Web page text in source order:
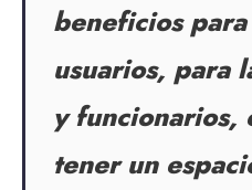
beneficios
usuarios, para
y funcionarios,
tener un